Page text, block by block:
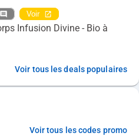
Voir
Infusion Divine - Bio à
Voir tous les deals populaires
Voir tous les codes promo